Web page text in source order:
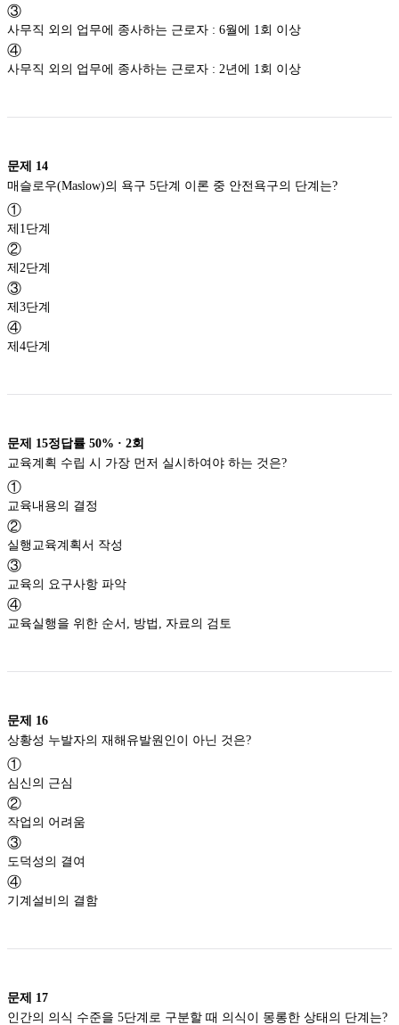
③
사무직 외의 업무에 종사하는 근로자 : 6월에 1회 이상
④
사무직 외의 업무에 종사하는 근로자 : 2년에 1회 이상
문제 14
매슬로우(Maslow)의 욕구 5단계 이론 중 안전욕구의 단계는?
①
제1단계
②
제2단계
③
제3단계
④
제4단계
문제 15정답률 50% · 2회
교육계획 수립 시 가장 먼저 실시하여야 하는 것은?
①
교육내용의 결정
②
실행교육계획서 작성
③
교육의 요구사항 파악
④
교육실행을 위한 순서, 방법, 자료의 검토
문제 16
상황성 누발자의 재해유발원인이 아닌 것은?
①
심신의 근심
②
작업의 어려움
③
도덕성의 결여
④
기계설비의 결함
문제 17
인간의 의식 수준을 5단계로 구분할 때 의식이 몽롱한 상태의 단계는?